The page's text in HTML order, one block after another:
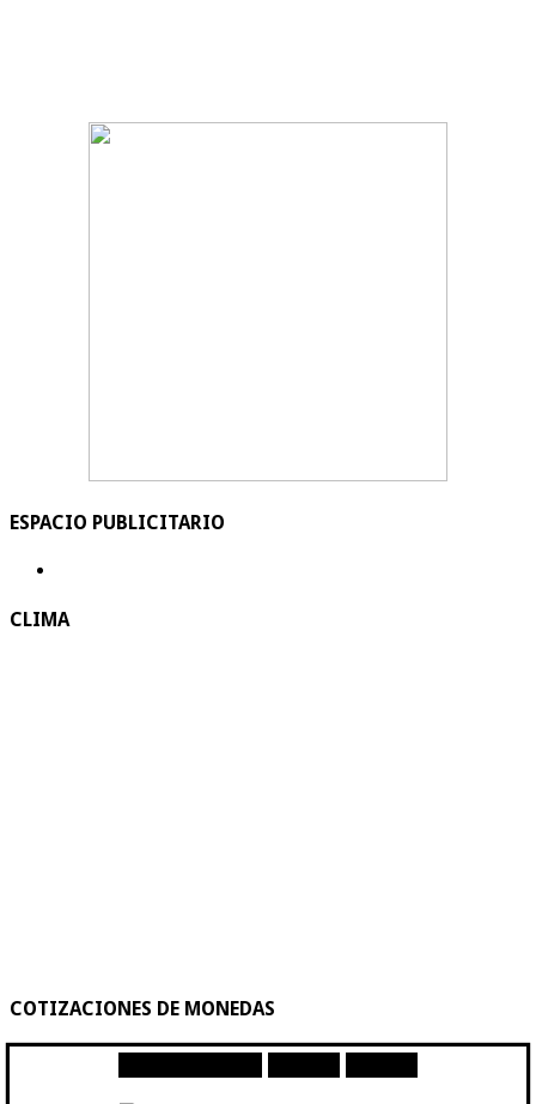
ESPACIO PUBLICITARIO
CLIMA
COTIZACIONES DE MONEDAS